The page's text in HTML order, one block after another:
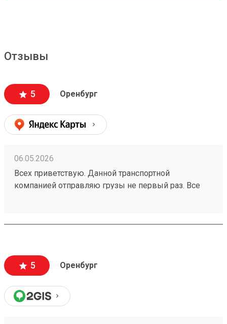
Отзывы
5 Оренбург
06.05.2026
Всех приветствую. Данной транспортной
компанией отправляю грузы не первый раз. Все
груза и время работы. Рекомендую Заказ
5 Оренбург